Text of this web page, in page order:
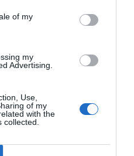
of my
my
Advertising.
Use,
of my
with the
per a situacions
terç de la jornada
els assistents de
de la possibilitat
va ser una mesura
els mesos de més